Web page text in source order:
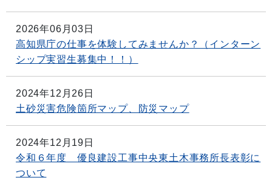
2026年06月03日
高知県庁の仕事を体験してみませんか？（インターン
シップ実習生募集中！！）
2024年12月26日
土砂災害危険箇所マップ、防災マップ
2024年12月19日
令和６年度 優良建設工事中央東土木事務所長表彰に
ついて